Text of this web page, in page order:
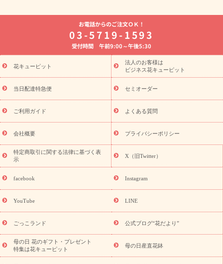
よく贈られる花
お祝いの花特集
誕生日フラワーギフト特集
8月の誕生花(トルコキキョウ)
開店・開業祝い
お供え・お悔やみ お供え・お悔やみの花
通夜・葬儀に贈る花 胡蝶蘭・花鉢
ーブドフラワー
季節のイベント
ひまわり ギフト・プレゼント
特集
お盆 花（新盆・初盆） 季節のイベント
お盆 花（新
盆・初盆）
お盆 花（新盆・初盆）
お盆・お供え 花とセットギ
フト
お盆・お供え プリザーブドフラワー
ひまわり ギフト・プ
レゼント特集
夏の花贈り・お中元・暑中見舞い 花のギフト特集
敬老の日におくる花ギフト・プレゼント特集
花ギフト・プレゼント特集
敬老の日 花のおすすめランキング
敬
老の日 花鉢植えのギフト・プレゼント特集
敬老の日 花とセットギ
フト・プレゼント特集
敬老の日の花 全てのギフト一覧
キャン
ペーン
映画『ウォーターガーディアンズ』コラボキャンペーン
「きょう誕生日なんです」キャンペーン
誕生日の花を探す
誕生日フラワーギフト 誕生日フラワーギフト特集
9月の誕生花(リンドウ)
ら探す
お祝いの花特集 当日配達特急便 お祝い商品一覧
念日
結婚祝い 出産祝い 退院祝い・快気祝い
寿祝い
プチギフト ペットのお祝いフラワー
お電話からのご注文ＯＫ！
03-5719-1593
受付時間 午前9:00～午後5:30
花キューピット
法人のお客様は
ビジネス花キューピット
当日配達特急便 セミオーダー
ご利用ガイド よくある質問
会社概要 プライバシーポリシー
特定商取引に関する法律に基づく表
示
X（旧Twitter）
facebook Instagram
YouTube LINE
ごっこランド 公式ブログ“花だより”
母の日 花のギフト・プレゼント
特集は花キューピット
母の日産直花鉢